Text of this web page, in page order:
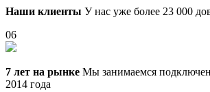
Наши клиенты У нас уже более 23 000
06
7 лет на рынке Мы занимаемся
2014 года